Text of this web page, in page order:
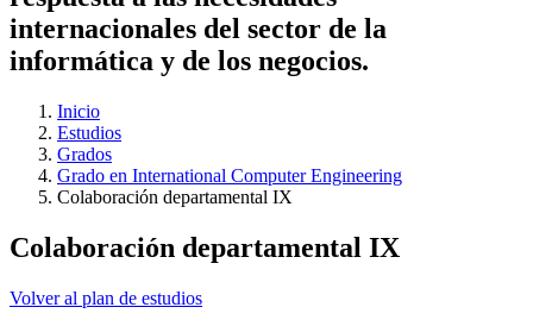
internacionales del sector de la
informática y de los negocios.
Inicio
Estudios
Grados
Grado en International Computer Engineering
Colaboración departamental IX
Colaboración departamental IX
Volver al plan de estudios